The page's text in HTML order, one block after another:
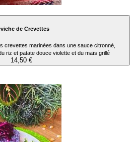
de Crevettes
crevettes marinées dans une sauce citronné,
riz et patate douce violette et du maïs grillé
14,50 €